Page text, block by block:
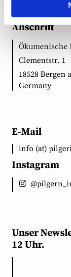
Anschrift
Ökumenische
Clementstr. 1
18528 Bergen
Germany
E-Mail
info (at)
Instagram
Unser
12 Uhr.